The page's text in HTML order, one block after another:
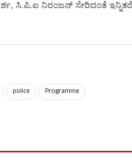
ಸಿ.ಪಿ.ಐ ನಿರಂಜನ್ ಸೇರಿದಂತೆ
police Programme